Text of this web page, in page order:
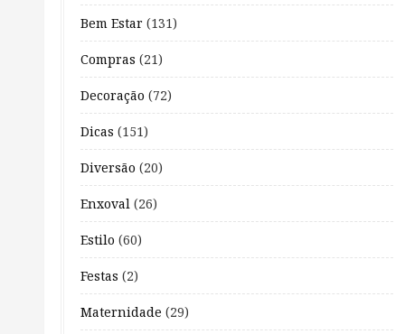
Bem Estar (131)
Compras (21)
Decoração (72)
Dicas (151)
Diversão (20)
Enxoval (26)
Estilo (60)
Festas (2)
Maternidade (29)